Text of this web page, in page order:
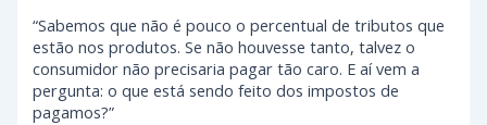
“Sabemos que não é pouco o percentual de tributos que
estão nos produtos. Se não houvesse tanto, talvez o
consumidor não precisaria pagar tão caro. E aí vem a
pergunta: o que está sendo feito dos impostos de
pagamos?”